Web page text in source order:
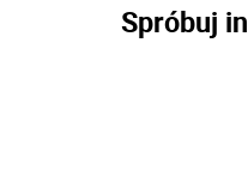
Spróbuj